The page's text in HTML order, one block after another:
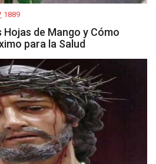
1889
de Mango y Cómo
para la Salud